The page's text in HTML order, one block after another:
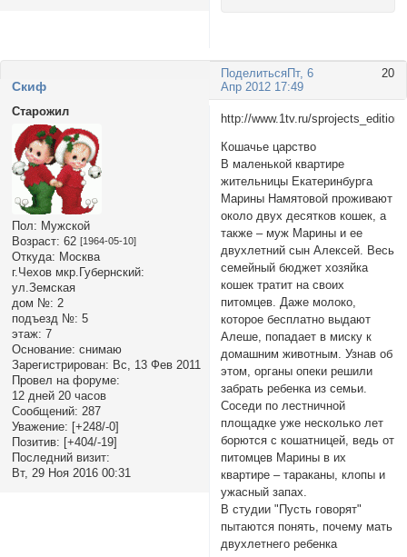
Поделиться 20
Пт, 6
Апр 2012 17:49
Cкиф
Старожил
Пол: Мужской
Возраст: 62 [1964-05-10]
Откуда: Москва
г.Чехов мкр.Губернский:
ул.Земская
дом №: 2
подъезд №: 5
этаж: 7
Основание: снимаю
Зарегистрирован: Вс, 13 Фев 2011
Провел на форуме:
12 дней 20 часов
Сообщений: 287
Уважение: [+248/-0]
Позитив: [+404/-19]
Последний визит:
Вт, 29 Ноя 2016 00:31
http://www.1tv.ru/
Кошачье царство
В маленькой квартире
жительницы Екатеринбурга
Марины Намятовой проживают
около двух десятков кошек, а
также – муж Марины и ее
двухлетний сын Алексей. Весь
семейный бюджет хозяйка
кошек тратит на своих
питомцев. Даже молоко,
которое бесплатно выдают
Алеше, попадает в миску к
домашним животным. Узнав об
этом, органы опеки решили
забрать ребенка из семьи.
Соседи по лестничной
площадке уже несколько лет
борются с кошатницей, ведь от
питомцев Марины в их
квартире – тараканы, клопы и
ужасный запах.
В студии "Пусть говорят"
пытаются понять, почему мать
двухлетнего ребенка